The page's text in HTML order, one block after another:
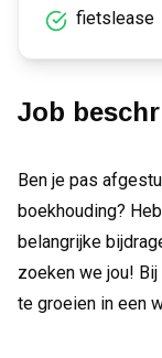
fietslease
Job
Ben je pas
boekhouding?
belangrijke
zoeken we jou!
te groeien in een